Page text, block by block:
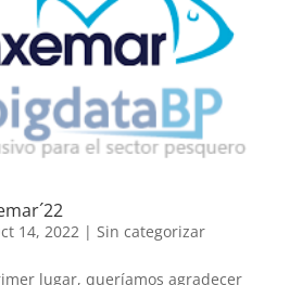
14, 2022| Sin categorizar
lugar, queríamos agradecer